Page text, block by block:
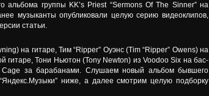
альбома группы KK’s Priest “Sermons Of The Sinner” на
музыканты опубликовали целую серию видеоклипов,
статьи.
на гитаре, Тим “Ripper” Оуэнс (Tim “Ripper” Owens) на
гитаре, Тони Ньютон (Tony Newton) из Voodoo Six на бас-
за барабанами. Слушаем новый альбом бывшего
ниже, а далее смотрим целую подборку